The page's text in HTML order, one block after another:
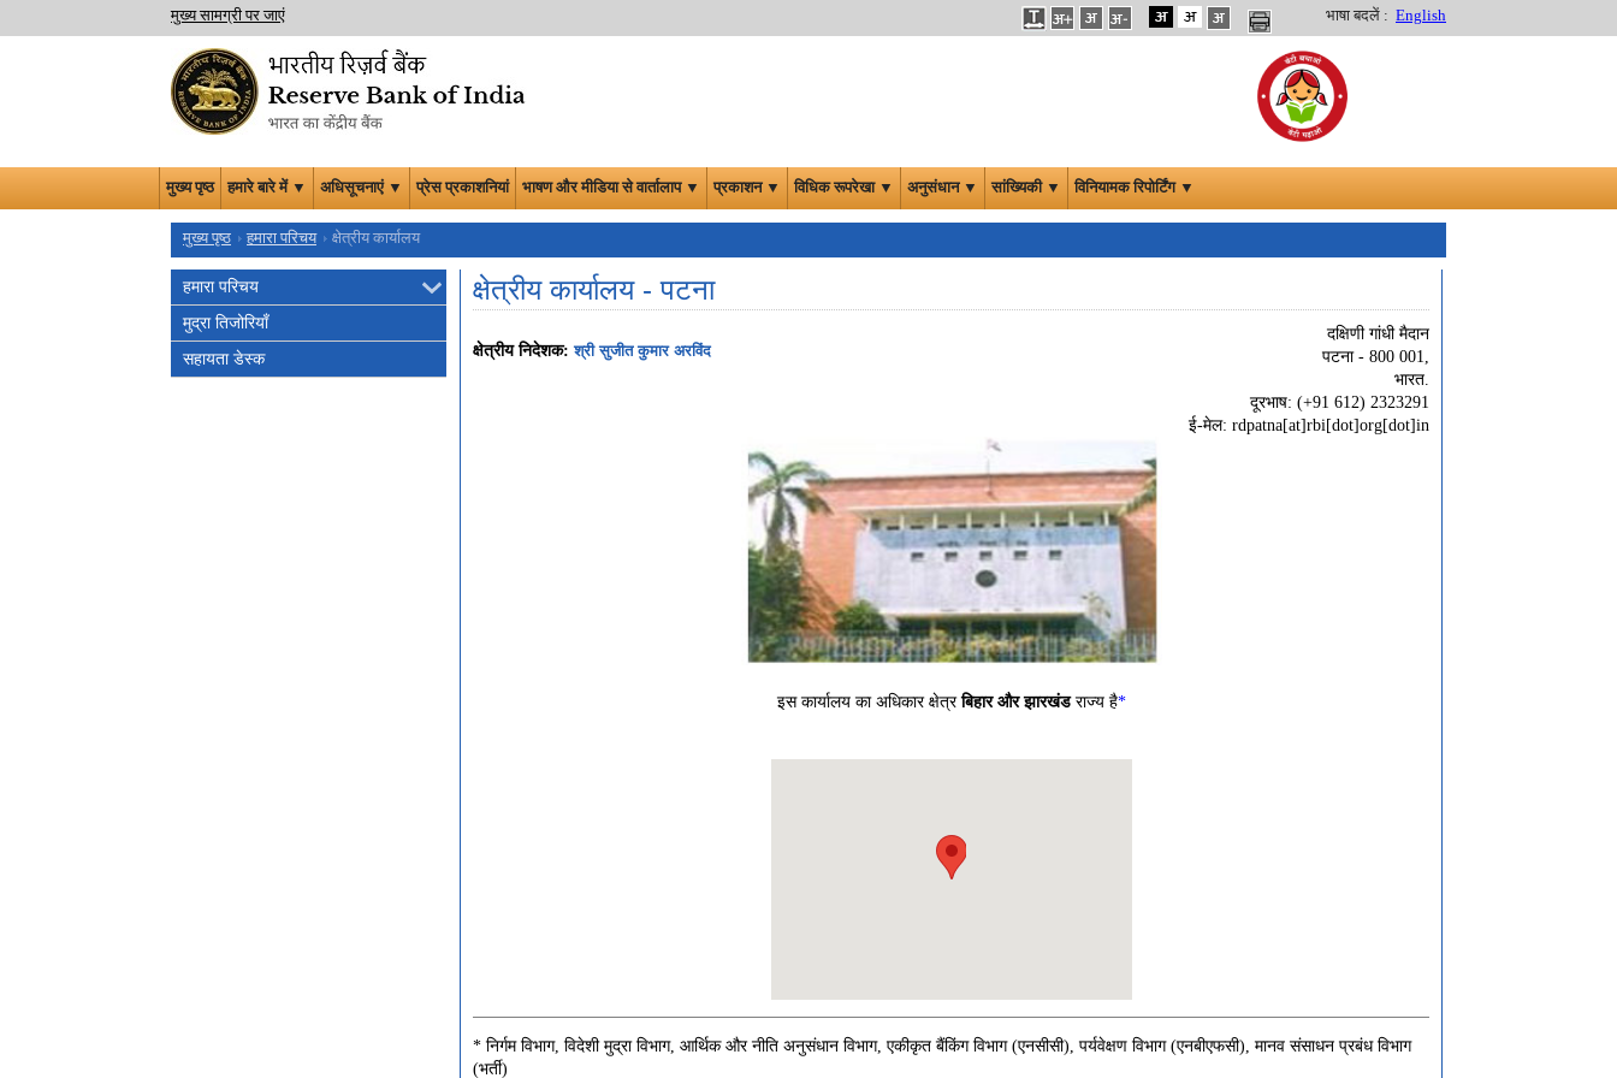
मुख्य सामग्री पर जाएं भाषा बदलें : English
मुख्य पृष्ठ हमारे बारे में ▼ अधिसूचनाएं ▼ प्रेस प्रकाशनियां भाषण और मीडिया से वार्तालाप ▼ प्रकाशन ▼ विधिक रूपरेखा ▼ अनुसंधान ▼ सांख्यिकी ▼ विनियामक रिपोर्टिंग ▼
मुख्य पृष्ठ हमारा परिचय क्षेत्रीय कार्यालय
हमारा परिचय
मुद्रा तिजोरियाँ
सहायता डेस्‍क
क्षेत्रीय कार्यालय - पटना
क्षेत्रीय निदेशक:श्री सुजीत कुमार अरविंद
दक्षिणी गांधी मैदान
पटना - 800 001,
भारत.
दूरभाष: (+91 612) 2323291
ई-मेल: rdpatna[at]rbi[dot]org[dot]in
इस कार्यालय का अधिकार क्षेत्रबिहार और झारखंडराज्य है*
* निर्गम विभाग, विदेशी मुद्रा विभाग, आर्थिक और नीति अनुसंधान विभाग, एकीकृत बैंकिंग विभाग (एनसीसी), पर्यवेक्षण विभाग (एनबीएफसी), मानव संसाधन प्रबंध विभाग
(भर्ती)